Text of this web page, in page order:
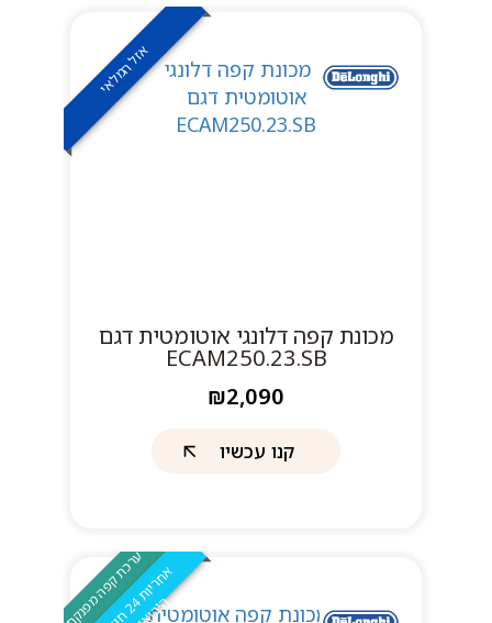
אזל המלאי
מכונת קפה דלונגי אוטומטית דגם
ECAM250.23.SB
₪2,090
קנו עכשיו
ערכת קפה מפנקתא4
ה